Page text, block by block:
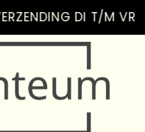
DI T/M VR